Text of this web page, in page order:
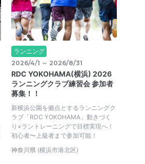
ランニング
2026/4/1 ～ 2026/8/31
RDC YOKOHAMA(横浜) 2026
ランニングクラブ練習会 参加者
募集！！
新横浜公園を拠点とするランニングク
ラブ「RDC YOKOHAMA」動きづく
り×ラントレーニングで目標実現へ！
初心者〜上級者まで参加可能！
神奈川県 (横浜市港北区)